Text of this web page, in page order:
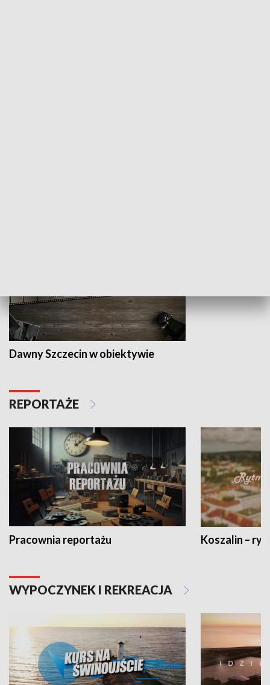
Dawny Szczecin w obiektywie
REPORTAŻE
Pracownia reportażu Koszalin –
WYPOCZYNEK I REKREACJA